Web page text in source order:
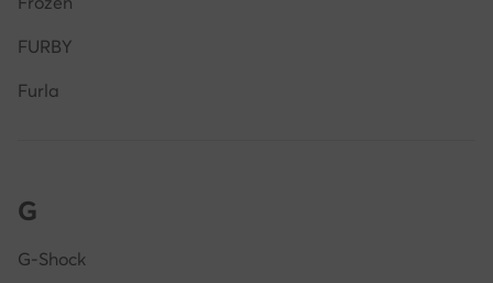
FURBY
Furla
G
G-Shock